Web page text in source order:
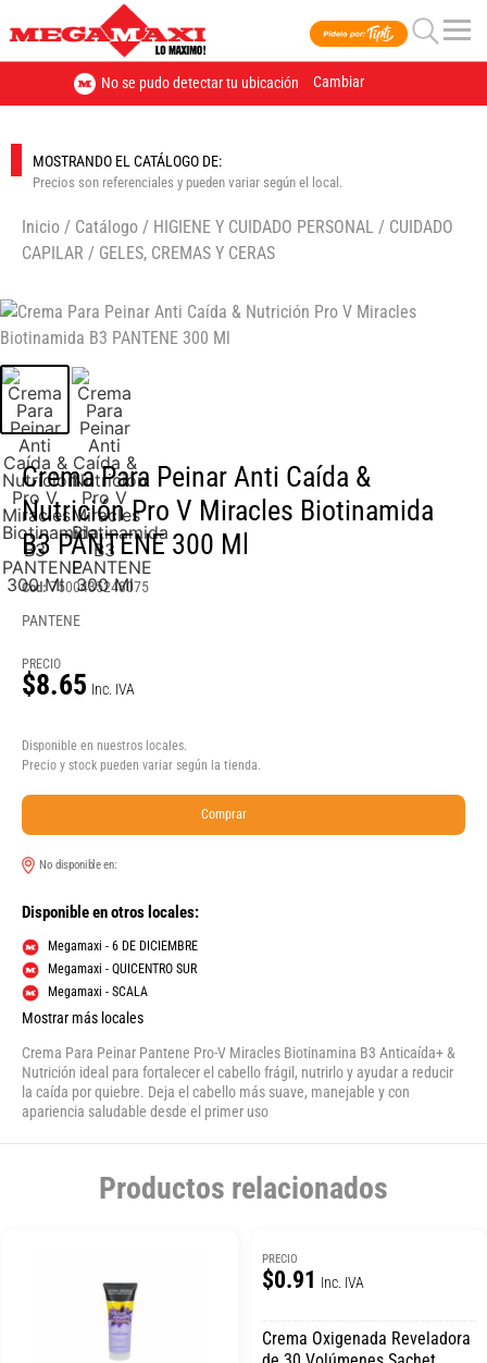
No se pudo detectar tu ubicación Cambiar
MOSTRANDO EL CATÁLOGO DE:
Precios son referenciales y pueden variar según el local.
Inicio / Catálogo / HIGIENE Y CUIDADO PERSONAL / CUIDADO
CAPILAR / GELES, CREMAS Y CERAS
Crema Para Peinar Anti Caída &
Nutrición Pro V Miracles Biotinamida
B3 PANTENE 300 Ml
Cod: 7500435248075
PANTENE
PRECIO
$8.65 Inc. IVA
Disponible en nuestros locales.
Precio y stock pueden variar según la tienda.
Comprar
No disponible en:
Disponible en otros locales:
Megamaxi - 6 DE DICIEMBRE
Megamaxi - QUICENTRO SUR
Megamaxi - SCALA
Mostrar más locales
Crema Para Peinar Pantene Pro-V Miracles Biotinamina B3 Anticaída+ &
Nutrición ideal para fortalecer el cabello frágil, nutrirlo y ayudar a reducir
la caída por quiebre. Deja el cabello más suave, manejable y con
apariencia saludable desde el primer uso
Productos relacionados
PRECIO
$0.91 Inc. IVA
Crema Oxigenada Reveladora